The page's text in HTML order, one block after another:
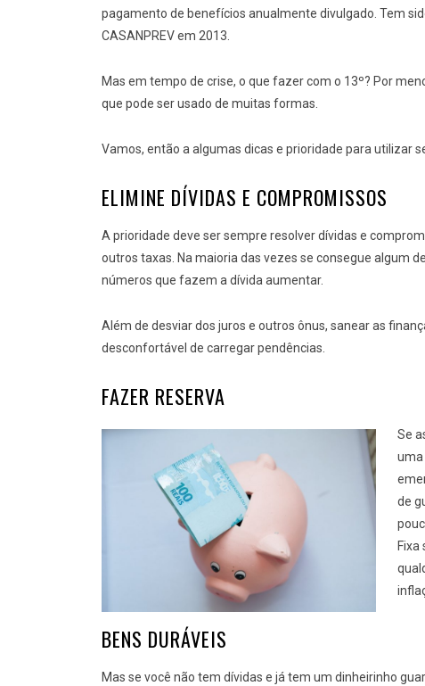
pagamento de benefícios anualmente divulgado. Tem
CASANPREV em 2013.
Mas em tempo de crise, o que fazer com o 13º? Por
que pode ser usado de muitas formas.
Vamos, então a algumas dicas e prioridade para utilizar
ELIMINE DÍVIDAS E COMPROMISSOS
A prioridade deve ser sempre resolver dívidas e
outros taxas. Na maioria das vezes se consegue algum
números que fazem a dívida aumentar.
Além de desviar dos juros e outros ônus, sanear as
desconfortável de carregar pendências.
FAZER RESERVA
Se
uma
de
BENS DURÁVEIS
Mas se você não tem dívidas e já tem um dinheirinho